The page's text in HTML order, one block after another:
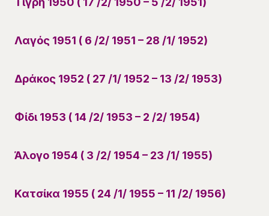
Λαγός 1951 ( 6 /2/ 1951 – 28 /1/ 1952)
Δράκος 1952 ( 27 /1/ 1952 – 13 /2/ 1953)
Φίδι 1953 ( 14 /2/ 1953 – 2 /2/ 1954)
Άλογο 1954 ( 3 /2/ 1954 – 23 /1/ 1955)
Κατσίκα 1955 ( 24 /1/ 1955 – 11 /2/ 1956)